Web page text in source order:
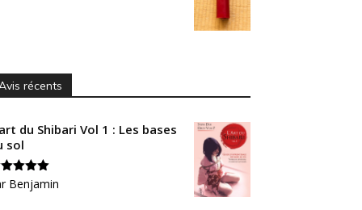
récents
du Shibari Vol 1 : Les bases
sol
5sur
Benjamin